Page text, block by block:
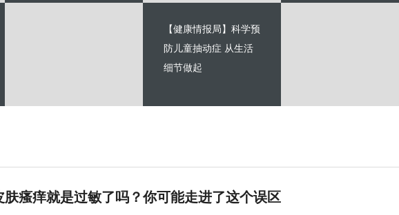
【健康情报局】科学预
防儿童抽动症 从生活
细节做起
肤瘙痒就是过敏了吗？你可能走进了这个误区